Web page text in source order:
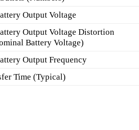
Output Voltage
Output Voltage Distortion
Battery Voltage)
Output Frequency
Time (Typical)